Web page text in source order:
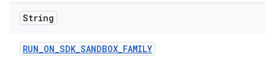
String
RUN_ON_SDK_SANDBOX_FAMILY